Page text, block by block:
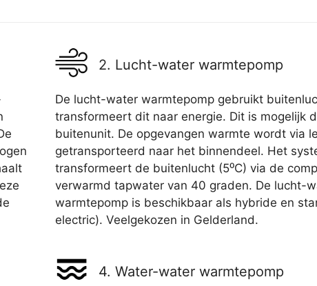
2. Lucht-water warmtepomp
De lucht-water warmtepomp gebruikt
transformeert dit naar energie. Dit is mogelijk
buitenunit. De opgevangen warmte wordt via
getransporteerd naar het binnendeel. Het
transformeert de buitenlucht (5⁰C) via de
verwarmd tapwater van 40 graden. De lucht-
warmtepomp is beschikbaar als hybride en
electric). Veelgekozen in Gelderland.
4. Water-water warmtepomp